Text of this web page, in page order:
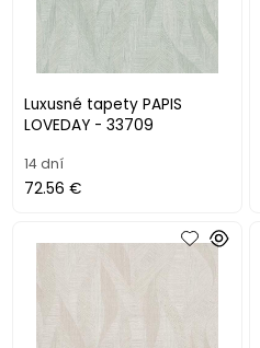
Luxusné tapety PAPIS
LOVEDAY - 33709
14 dní
72.56 €